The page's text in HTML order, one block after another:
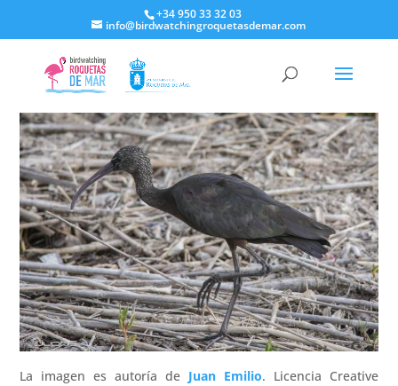
+34 950 33 32 03
info@birdwatchingroquetasdemar.com
La imagen es autoría de Juan Emilio. Licencia Creative